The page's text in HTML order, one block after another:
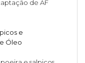
de AF
e
Óleo